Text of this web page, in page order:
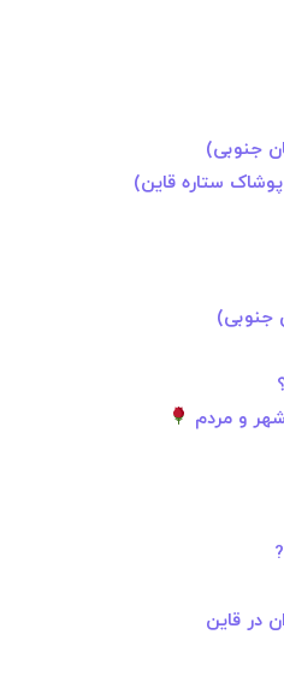
جنوبى)
ستاره قاین)
جنوبی)
شهر و مردم
در قاین